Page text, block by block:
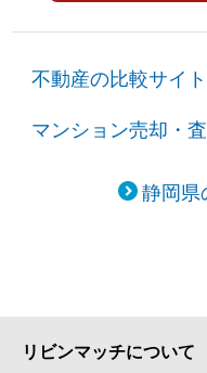
不動産の比較サイ
マンション売却・
静岡県
リビンマッチについて